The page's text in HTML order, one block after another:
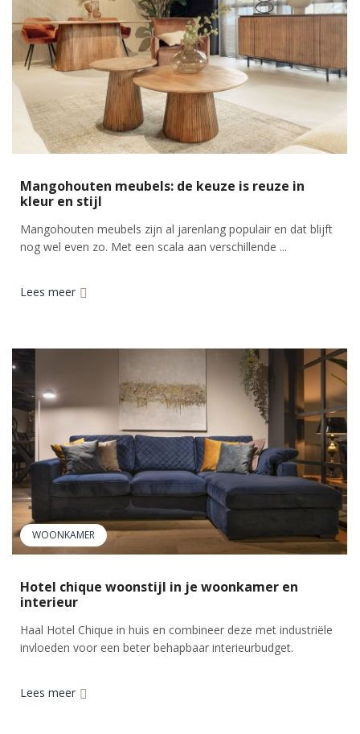
Mangohouten meubels: de keuze is reuze in
kleur en stijl
Mangohouten meubels zijn al jarenlang populair en dat blijft
nog wel even zo. Met een scala aan verschillende ...
Lees meer
WOONKAMER
Hotel chique woonstijl in je woonkamer en
interieur
Haal Hotel Chique in huis en combineer deze met industriële
invloeden voor een beter behapbaar interieurbudget.
Lees meer